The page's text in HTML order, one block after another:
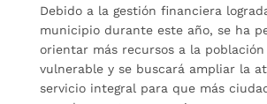
Debido a la gestión financiera
municipio durante este año, se ha
orientar más recursos a la población
vulnerable y se buscará ampliar la
servicio integral para que más